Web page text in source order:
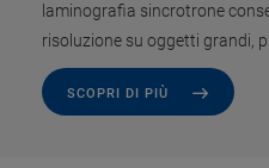
laminografia sincrotrone
risoluzione su oggetti grandi,
SCOPRI DI PIÙ